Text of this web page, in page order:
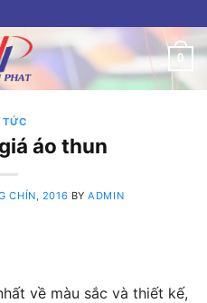
0
TỨC
áo thun
CHÍN, 2016 BYADMIN
về màu sắc và thiết kế,